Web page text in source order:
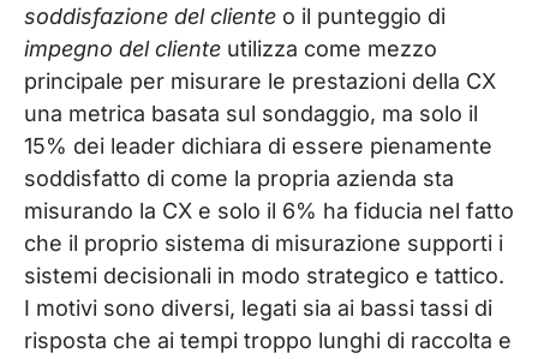
soddisfazione del cliente o il punteggio di
impegno del cliente utilizza come mezzo
principale per misurare le prestazioni della CX
una metrica basata sul sondaggio, ma solo il
15% dei leader dichiara di essere pienamente
soddisfatto di come la propria azienda sta
misurando la CX e solo il 6% ha fiducia nel fatto
che il proprio sistema di misurazione supporti i
sistemi decisionali in modo strategico e tattico.
I motivi sono diversi, legati sia ai bassi tassi di
risposta che ai tempi troppo lunghi di raccolta e